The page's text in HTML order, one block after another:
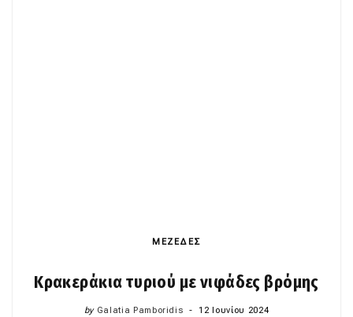
ΜΕΖΕΔΕΣ
Κρακεράκια τυριού με νιφάδες βρόμης
by Galatia Pamboridis 12 Ιουνίου 2024